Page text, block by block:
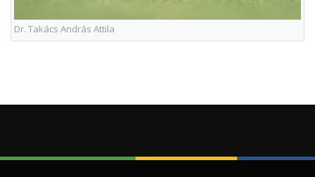
Dr. Takács András Attila